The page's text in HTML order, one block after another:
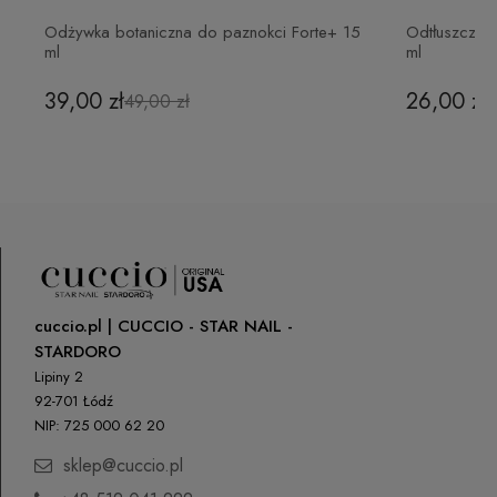
ADIPIC ACID / NEOPENTYL GLYCOL / TRIMELLITIC ANHYDRIDE
CITRIC ACID
DIMETHICONE
CI 77499 (Iron Oxides)
CI 77491 (Iron Oxides) and Silica
Odżywka botaniczna do paznokci Forte+ 15
ml
39,00 zł49,00 zł
ml
26,00 zł
cuccio.pl | CUCCIO - STAR NAIL -
STARDORO
Lipiny 2
92-701 Łódź
NIP: 725 000 62 20
sklep@cuccio.pl